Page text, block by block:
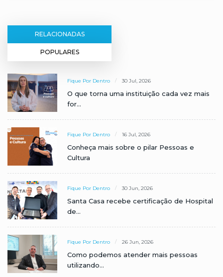
RELACIONADAS
POPULARES
Fique Por Dentro 30 Jul, 2026
O que torna uma instituição cada vez mais
for...
Fique Por Dentro 16 Jul, 2026
Conheça mais sobre o pilar Pessoas e
Cultura
Fique Por Dentro 30 Jun, 2026
Santa Casa recebe certificação de Hospital
de...
Fique Por Dentro 26 Jun, 2026
Como podemos atender mais pessoas
utilizando...